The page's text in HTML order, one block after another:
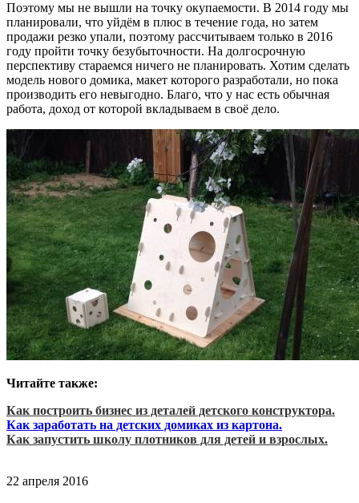
Поэтому мы не вышли на точку окупаемости. В 2014 году мы
планировали, что уйдём в плюс в течение года, но затем
продажи резко упали, поэтому рассчитываем только в 2016
году пройти точку безубыточности. На долгосрочную
перспективу стараемся ничего не планировать. Хотим сделать
модель нового домика, макет которого разработали, но пока
производить его невыгодно. Благо, что у нас есть обычная
работа, доход от которой вкладываем в своё дело.
Читайте также:
Как построить бизнес из деталей детского конструктора.
Как заработать на детских домиках из картона.
Как запустить школу плотников для детей и взрослых.
22 апреля 2016